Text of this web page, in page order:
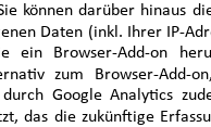
können darüber hinaus
Daten (inkl. Ihrer IP-
ein Browser-Add-on
zum Browser-Add-
Google Analytics
das die zukünftige